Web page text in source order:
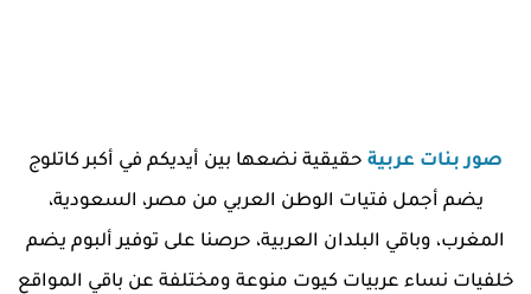
صور بنات عربية حقيقية نضعها بين أيديكم في أكبر كاتلوج
يضم أجمل فتيات الوطن العربي من مصر، السعودية،
المغرب، وباقي البلدان العربية، حرصنا على توفير ألبوم يضم
خلفيات نساء عربيات كيوت منوعة ومختلفة عن باقي المواقع